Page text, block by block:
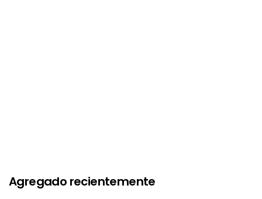
Agregado recientemente